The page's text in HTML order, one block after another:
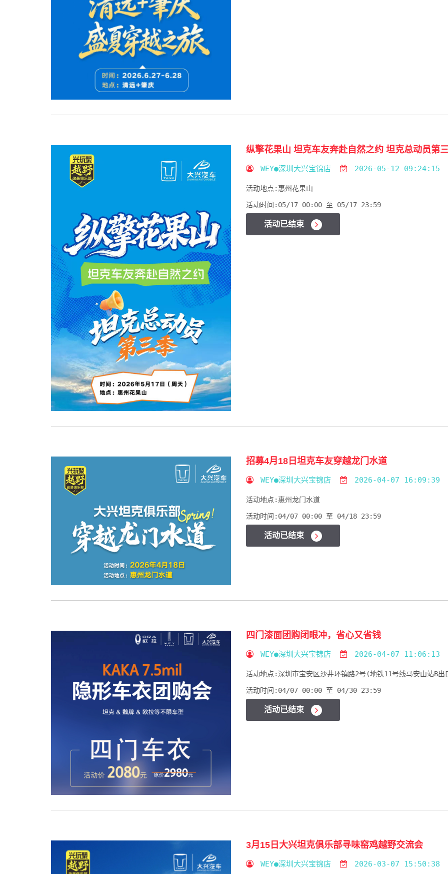
纵擎花果山 坦克车友奔赴自然之约 坦克总动员第
WEY●深圳大兴宝锦店 2026-05-12 09:24:15
活动地点: 惠州花果山
活动时间: 05/17 00:00 至 05/17 23:59
活动已结束
招募4月18日坦克车友穿越龙门水道
WEY●深圳大兴宝锦店 2026-04-07 16:09:39
活动地点: 惠州龙门水道
活动时间: 04/07 00:00 至 04/18 23:59
活动已结束
四门漆面团购闭眼冲，省心又省钱
WEY●深圳大兴宝锦店 2026-04-07 11:06:13
活动地点:深圳市宝安区沙井环镇路2号(地铁11号线马安山站B出
活动时间: 04/07 00:00 至 04/30 23:59
活动已结束
3月15日大兴坦克俱乐部寻味窑鸡越野交流会
WEY●深圳大兴宝锦店 2026-03-07 15:50:38